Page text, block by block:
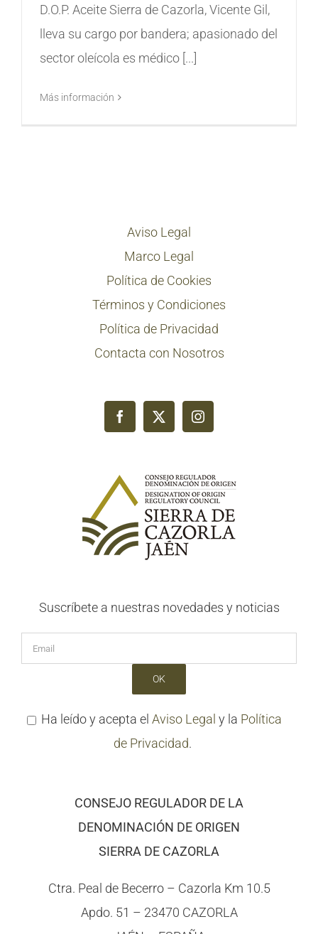
D.O.P. Aceite Sierra de Cazorla, Vicente Gil,
lleva su cargo por bandera; apasionado del
sector oleícola es médico [...]
Más información
Aviso Legal
Marco Legal
Política de Cookies
Términos y Condiciones
Política de Privacidad
Contacta con Nosotros
Suscríbete a nuestras novedades y noticias
Ha leído y acepta el Aviso Legal y la Política
de Privacidad.
CONSEJO REGULADOR DE LA
DENOMINACIÓN DE ORIGEN
SIERRA DE CAZORLA
Ctra. Peal de Becerro – Cazorla Km 10.5
Apdo. 51 – 23470 CAZORLA